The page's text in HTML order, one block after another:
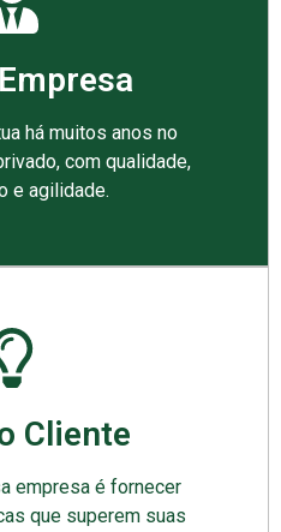
há muitos anos no
com qualidade,
e agilidade.
Cliente
empresa é fornecer
que superem suas